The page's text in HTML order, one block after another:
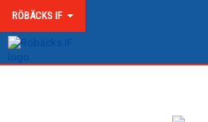
RÖBÄCKS IF